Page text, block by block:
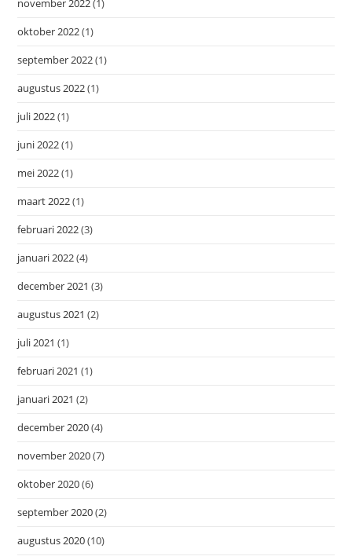
november 2022(1)
oktober 2022(1)
september 2022(1)
augustus 2022(1)
juli 2022(1)
juni 2022(1)
mei 2022(1)
maart 2022(1)
februari 2022(3)
januari 2022(4)
december 2021 (3)
augustus 2021 (2)
juli 2021 (1)
februari 2021 (1)
januari 2021 (2)
december 2020(4)
november 2020(7)
oktober 2020(6)
september 2020(2)
augustus 2020(10)